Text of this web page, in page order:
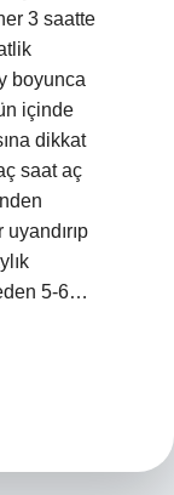
3 saatte
boyunca
içinde
dikkat
saat aç
5-6…